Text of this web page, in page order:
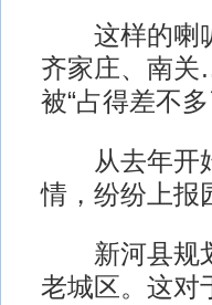
这样的喇叭
齐家庄、南
被“占得差不多
从去年开始
情，纷纷上报
新河县规划
老城区。这对